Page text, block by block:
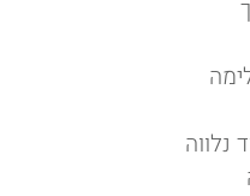
נלווה